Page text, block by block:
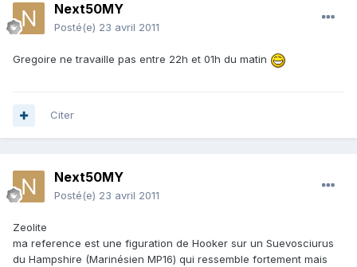
Next50MY
Posté(e) 23 avril 2011
Gregoire ne travaille pas entre 22h et 01h du matin
Citer
Next50MY
Posté(e) 23 avril 2011
Zeolite
ma reference est une figuration de Hooker sur un Suevosciurus
du Hampshire (Marinésien MP16) qui ressemble fortement mais